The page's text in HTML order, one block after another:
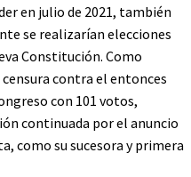
en julio de 2021, también
se realizarían elecciones
Constitución. Como
contra el entonces
con 101 votos,
continuada por el anuncio
como su sucesora y primera